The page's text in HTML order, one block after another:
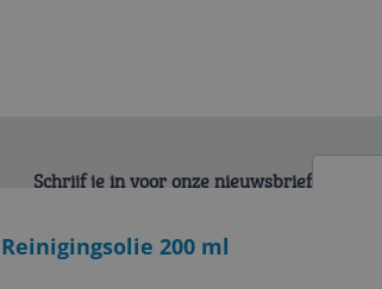
200 ml
Schrijf je in voor onze nieuwsbrief